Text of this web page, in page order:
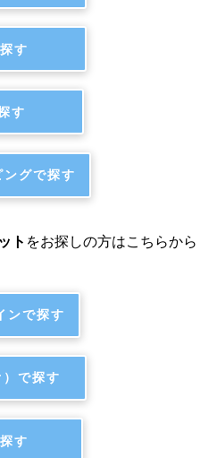
探す
探す
グで探す
ト をお探しの方はこちらから
ンで探す
）で探す
探す